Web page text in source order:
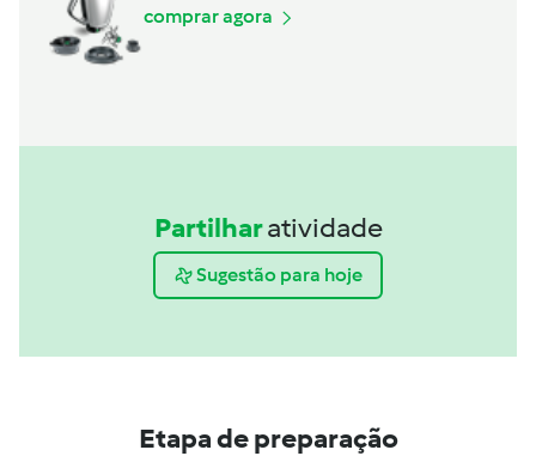
comprar agora
Partilharatividade
Sugestão para hoje
Etapa de preparação